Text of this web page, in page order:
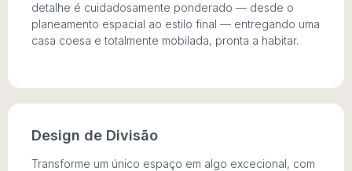
detalhe é cuidadosamente ponderado — desde o
planeamento espacial ao estilo final — entregando uma
casa coesa e totalmente mobilada, pronta a habitar.
Design de Divisão
Transforme um único espaço em algo excecional, com